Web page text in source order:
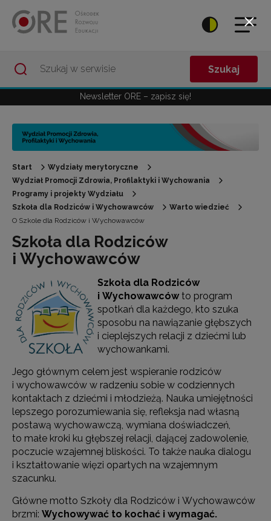
Szukaj
Newsletter ORE – zapisz się!
Start
Wydziały merytoryczne
Wydział Promocji Zdrowia, Profilaktyki i Wychowania
Programy i projekty Wydziału
Szkoła dla Rodziców i Wychowawców
Warto wiedzieć
O Szkole dla Rodziców i Wychowawców
Szkoła dla Rodziców
i Wychowawców
Szkoła dla Rodziców
i Wychowawcówto program
spotkań dla każdego, kto szuka
sposobu na nawiązanie głębszych
i cieplejszych relacji z dziećmi lub
wychowankami.
Jego głównym celem jest wspieranie rodziców
i wychowawców w radzeniu sobie w codziennych
kontaktach z dziećmi i młodzieżą. Nauka umiejętności
lepszego porozumiewania się, refleksja nad własną
postawą wychowawczą, wymiana doświadczeń,
to małe kroki ku głębszej relacji, dającej zadowolenie,
poczucie wzajemnej bliskości. To także nauka dialogu
i kształtowanie więzi opartych na wzajemnym
szacunku.
Główne motto Szkoły dla Rodziców i Wychowawców
brzmi: Wychowywać to kochać i wymagać.